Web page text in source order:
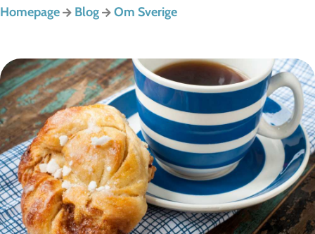
Homepage Blog Om Sverige